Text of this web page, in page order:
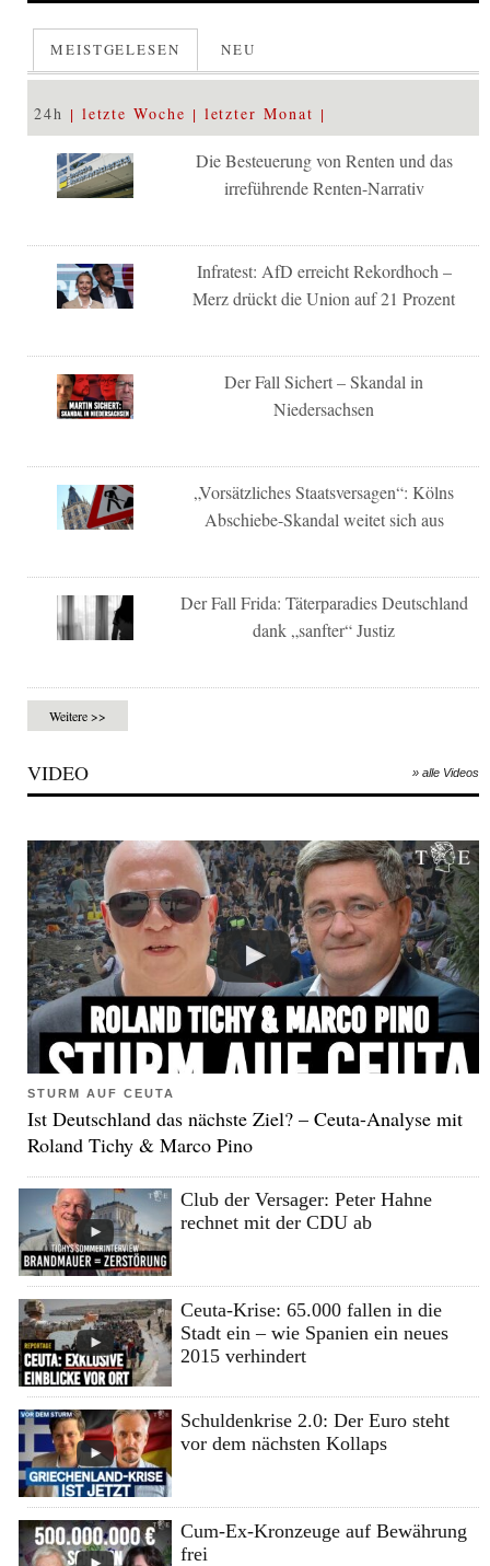
MEISTGELESEN NEU
24h letzte Woche letzter Monat
Die Besteuerung von Renten und das
irreführende Renten-Narrativ
Infratest: AfD erreicht Rekordhoch –
Merz drückt die Union auf 21 Prozent
Der Fall Sichert – Skandal in
Niedersachsen
„Vorsätzliches Staatsversagen“: Kölns
Abschiebe-Skandal weitet sich aus
Der Fall Frida: Täterparadies Deutschland
dank „sanfter“ Justiz
Weitere >>
VIDEO » alle Videos
STURM AUF CEUTA
Ist Deutschland das nächste Ziel? – Ceuta-Analyse mit
Roland Tichy & Marco Pino
Club der Versager: Peter Hahne
rechnet mit der CDU ab
Ceuta-Krise: 65.000 fallen in die
Stadt ein – wie Spanien ein neues
2015 verhindert
Schuldenkrise 2.0: Der Euro steht
vor dem nächsten Kollaps
Cum-Ex-Kronzeuge auf Bewährung
frei